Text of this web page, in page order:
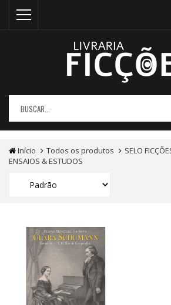
Início Todos os produtos
SELO
ENSAIOS & ESTUDOS